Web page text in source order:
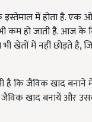
में होता है. एक
कम हो जाती है. आज
खेतों में नहीं छोड़ते है,
है कि जैविक खाद
जैविक खाद बनायें और